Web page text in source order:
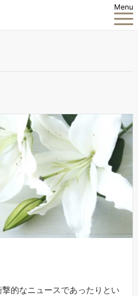
Menu
的なニュースであったりとい